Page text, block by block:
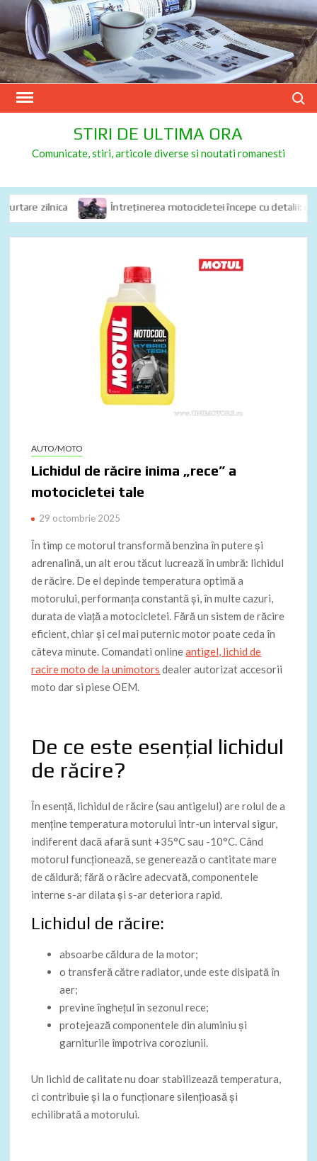
Skip
to
content
STIRI DE ULTIMA ORA
Comunicate, stiri, articole diverse si noutati romanesti
zilnica Întreținerea motocicletei începe cu detalii: de
AUTO/MOTO
Lichidul de răcire inima „rece” a
motocicletei tale
29 octombrie 2025
În timp ce motorul transformă benzina în putere și
adrenalină, un alt erou tăcut lucrează în umbră: lichidul
de răcire. De el depinde temperatura optimă a
motorului, performanța constantă și, în multe cazuri,
durata de viață a motocicletei. Fără un sistem de răcire
eficient, chiar și cel mai puternic motor poate ceda în
câteva minute. Comandati onlineantigel, lichid de
racire moto de la unimotors dealer autorizat accesorii
moto dar si piese OEM.
De ce este esențial lichidul
de răcire?
În esență, lichidul de răcire (sau antigelul) are rolul de a
menține temperatura motorului într-un interval sigur,
indiferent dacă afară sunt +35°C sau -10°C. Când
motorul funcționează, se generează o cantitate mare
de căldură; fără o răcire adecvată, componentele
interne s-ar dilata și s-ar deteriora rapid.
Lichidul de răcire:
absoarbe căldura de la motor;
o transferă către radiator, unde este disipată în
aer;
previne înghețul în sezonul rece;
protejează componentele din aluminiu și
garniturile împotriva coroziunii.
Un lichid de calitate nu doar stabilizează temperatura,
ci contribuie și la o funcționare silențioasă și
echilibrată a motorului.